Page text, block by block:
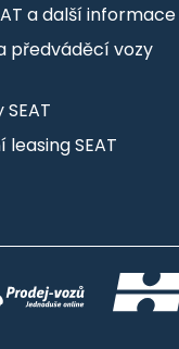
a další informace
předváděcí vozy
SEAT